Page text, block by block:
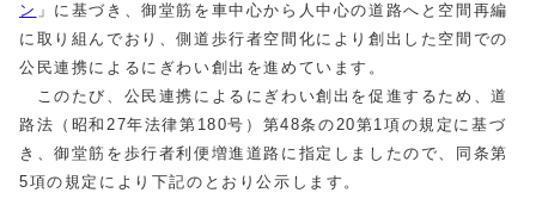
ン 」に基づき、御堂筋を車中心から人中心の道路へと空間再編
に取り組んでおり、側道歩行者空間化により創出した空間での
公民連携によるにぎわい創出を進めています。
このたび、公民連携によるにぎわい創出を促進するため、道
路法（昭和27年法律第180号）第48条の20第1項の規定に基づ
き、御堂筋を歩行者利便増進道路に指定しましたので、同条第
5項の規定により下記のとおり公示します。